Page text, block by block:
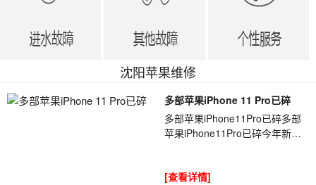
沈阳苹果维修
多部苹果iPhone 11 Pro已碎
多部苹果iPhone11Pro已碎多部
苹果iPhone11Pro已碎今年新
iPhone11Pro后...
[查看详情]